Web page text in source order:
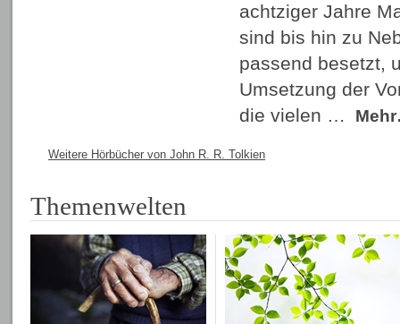
achtziger Jahre
sind bis hin zu
passend besetzt,
Umsetzung der
die vielen …
Weitere Hörbücher von John R. R. Tolkien
Themenwelten